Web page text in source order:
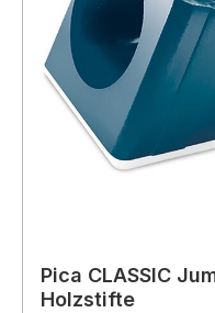
Pica CLASSIC
Holzstifte